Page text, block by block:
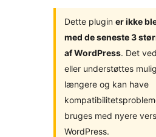
Dette plugin er ikke
med de seneste 3
af WordPress. Det
eller understøttes
længere og kan have
bruges med nyere
WordPress.